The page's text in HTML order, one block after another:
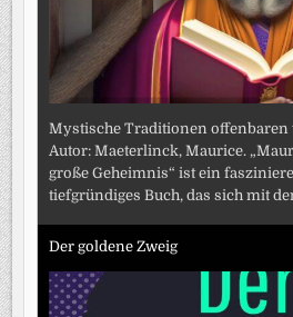
Mystische Traditionen offenbaren
Autor: Maeterlinck, Maurice.
große Geheimnis“ ist ein
tiefgründiges Buch, das sich mit
Der goldene Zweig